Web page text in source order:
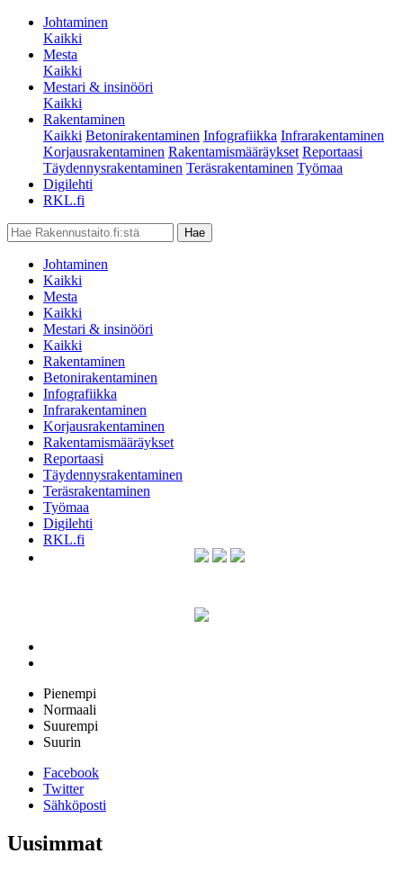
Johtaminen
Kaikki
Mesta
Kaikki
Mestari & insinööri
Kaikki
Rakentaminen
Kaikki Betonirakentaminen Infografiikka Infrarakentaminen
Korjausrakentaminen Rakentamismääräykset Reportaasi
Täydennysrakentaminen Teräsrakentaminen Työmaa
Digilehti
RKL.fi
Johtaminen
Kaikki
Mesta
Kaikki
Mestari & insinööri
Kaikki
Rakentaminen
Betonirakentaminen
Infografiikka
Infrarakentaminen
Korjausrakentaminen
Rakentamismääräykset
Reportaasi
Täydennysrakentaminen
Teräsrakentaminen
Työmaa
Digilehti
RKL.fi
Pienempi
Normaali
Suurempi
Suurin
Facebook
Twitter
Sähköposti
Uusimmat